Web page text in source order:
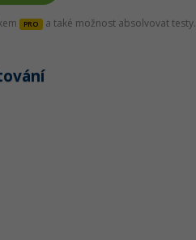
PRO a také možnost absolvovat testy.